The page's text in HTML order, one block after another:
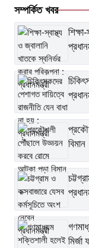
সম্পর্কিত খবর
বিমান